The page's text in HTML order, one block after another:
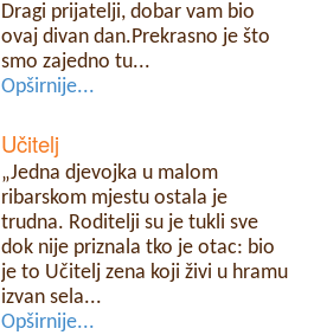
Dragi prijatelji, dobar vam bio
ovaj divan dan.Prekrasno je što
smo zajedno tu...
Opširnije...
Učitelj
„Jedna djevojka u malom
ribarskom mjestu ostala je
trudna. Roditelji su je tukli sve
dok nije priznala tko je otac: bio
je to Učitelj zena koji živi u hramu
izvan sela...
Opširnije...